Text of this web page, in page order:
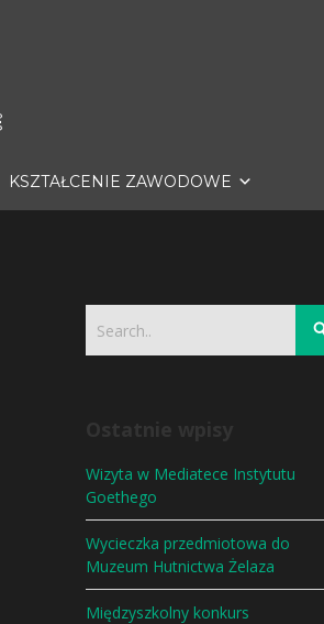
KSZTAŁCENIE ZAWODOWE
Wizyta w Mediatece Instytutu
Goethego
Wycieczka przedmiotowa do
Muzeum Hutnictwa Żelaza
Międzyszkolny konkurs